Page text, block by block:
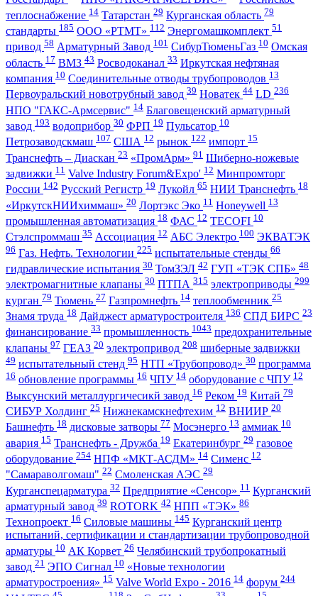
теплоснабжение 14 Татарстан 29 Курганская область 79
стандарты 185 ООО «РТМТ» 112 Энергомашкомплект 51
привод 58 Арматурный Завод 101 СибурТюменьГаз 10 Омская
область 17 ВМЗ 43 Росводоканал 33 Иркутская нефтяная
компания 10 Соединительные отводы трубопроводов 13
Первоуральский новотрубный завод 39 Новатек 44 LD 236
НПО "ГАКС-Армсервис" 14 Благовещенский арматурный
завод 193 водоприбор 30 ФРП 19 Пульсатор 10
Петрозаводскмаш 107 США 12 рынок 122 импорт 15
Транснефть – Диаскан 23 «ПромАрм» 91 Шиберно-ножевые
задвижки 11 Valve Industry Forum&Expo' 12 Минпромторг
России 142 Русский Регистр 19 Лукойл 65 НИИ Транснефть 18
«ИркутскНИИхиммаш» 20 Лортэкс Эко 11 Honeywell 13
промышленная автоматизация 18 ФАС 12 TECOFI 10
Стэлспроммаш 35 Ассоциация 12 АБС Электро 100 ЭКВАТЭК
96 Газ. Нефть. Технологии 225 испытательные стенды 66
гидравлические испытания 30 ТомЗЭЛ 42 ГУП «ТЭК СПБ» 48
электромагнитные клапаны 30 ПТПА 315 электроприводы 299
курган 79 Тюмень 27 Газпромнефть 14 теплообменник 25
Знамя труда 18 Дайджест арматуростроителя 136 СПД БИРС 23
финансирование 33 промышленность 1043 предохранительные
клапаны 97 ГЕАЗ 20 электропривод 208 шиберные задвижки
49 испытательный стенд 95 НТП «Трубопровод» 30 программа
16 обновление программы 16 ЧПУ 14 оборудование с ЧПУ 12
Выксунский металлургичесикй завод 16 Реком 19 Китай 79
СИБУР Холдинг 25 Нижнекамскнефтехим 12 ВНИИР 20
Башнефть 18 дисковые затворы 77 Мосэнерго 13 аммиак 10
авария 15 Транснефть - Дружба 19 Екатеринбург 29 газовое
оборудование 254 НПФ «МКТ-АСДМ» 14 Сименс 12
"Самараволгомаш" 22 Смоленская АЭС 29
Курганспецарматура 32 Предприятие «Сенсор» 11 Курганский
арматурный завод 39 ROTORK 42 НПП «ТЭК» 86
Технопроект 16 Силовые машины 145 Курганский центр
испытаний, сертификации и стандартизации трубопроводной
арматуры 10 АК Корвет 26 Челябинский трубопрокатный
завод 21 ЭПО Сигнал 10 «Новые технологии
арматуростроения» 15 Valve World Expo - 2016 14 форум 244